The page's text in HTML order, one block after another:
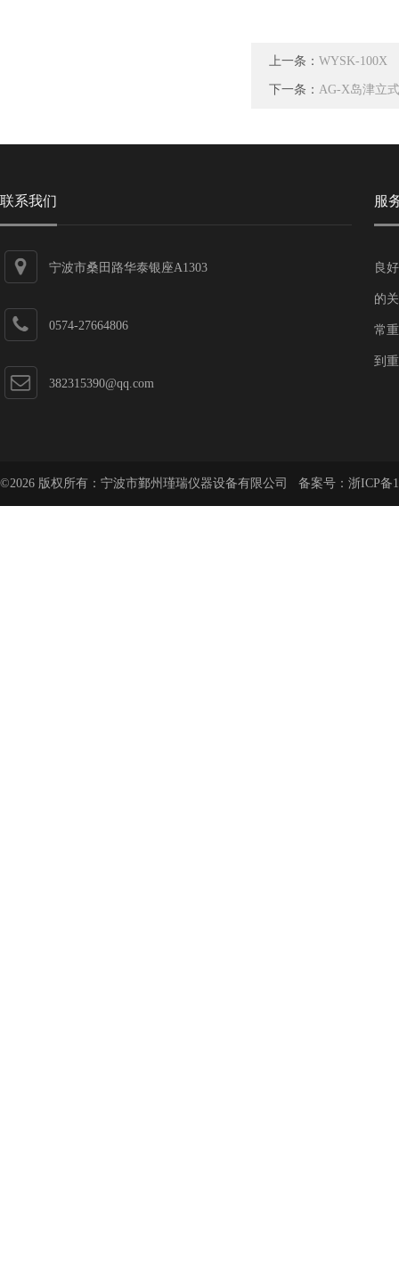
上一条： WYSK-100X
下一条： AG-X岛津立
联系我们
宁波市桑田路华泰银座A1303
0574-27664806
382315390@qq.com
服
良
的
常
到
©2026 版权所有：宁波市鄞州瑾瑞仪器设备有限公司 备案号： 浙ICP备